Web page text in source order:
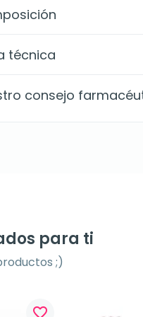
técnica
consejo
para ti
;)
favorite_border